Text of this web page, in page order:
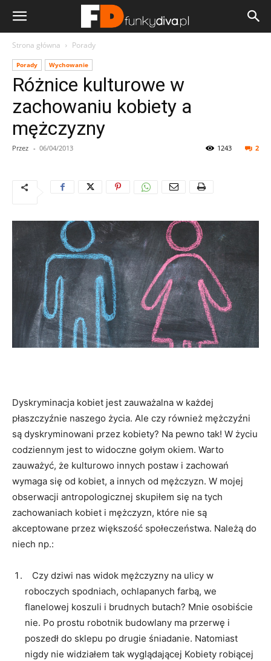
Strona główna Porady
Porady Wychowanie
Różnice kulturowe w
zachowaniu kobiety a
mężczyzny
Przez - 06/04/2013 2
1243
Dyskryminacja kobiet jest zauważalna w każdej
płaszczyźnie naszego życia. Ale czy również mężczyźni
są dyskryminowani przez kobiety? Na pewno tak! W życiu
codziennym jest to widoczne gołym okiem. Warto
zauważyć, że kulturowo innych postaw i zachowań
wymaga się od kobiet, a innych od mężczyzn. W mojej
obserwacji antropologicznej skupiłem się na tych
zachowaniach kobiet i mężczyzn, które nie są
akceptowane przez większość społeczeństwa. Należą do
niech np.:
Czy dziwi nas widok mężczyzny na ulicy w
roboczych spodniach, ochlapanych farbą, we
flanelowej koszuli i brudnych butach? Mnie osobiście
nie. Po prostu robotnik budowlany ma przerwę i
poszedł do sklepu po drugie śniadanie. Natomiast
nigdy nie widziałem tak wyglądającej Kobiety robiącej